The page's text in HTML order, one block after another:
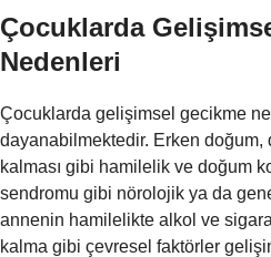
Çocuklarda
Nedenleri
Çocuklarda gelişimsel gecikme
dayanabilmektedir. Erken
kalması gibi hamilelik ve doğum
sendromu gibi nörolojik ya da
annenin hamilelikte alkol ve
kalma gibi çevresel faktörler